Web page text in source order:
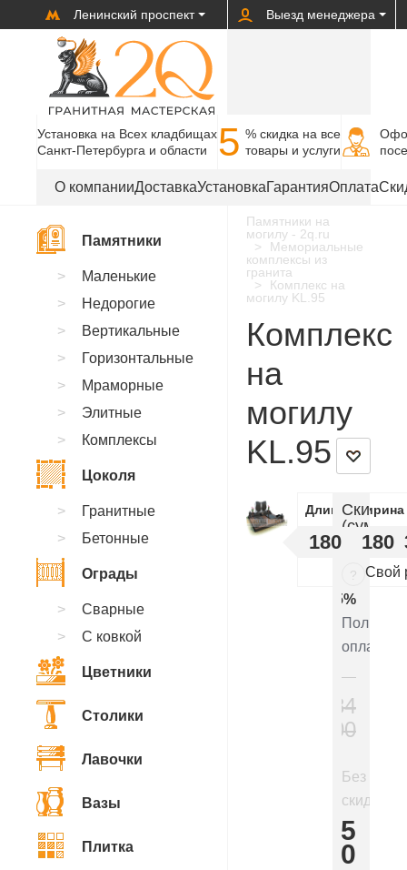
Ленинский проспект Выезд менеджера
Установка на Всех кладбищах
Санкт-Петербурга и области
5 % cкидка на все
товары и услуги
О компанииДоставкаУстановкаГарантияОплата
Памятники на
могилу - 2q.ru
Мемориальные
комплексы из
гранита
Комплекс на
могилу KL.95
Комплекс
на
могилу
KL.95
ДлиннаШирина
180 180
Свой
Скидки
:
?
5%
Полная
оплата
384
800
Без
скидки
365
600
Памятники
Маленькие
Недорогие
Вертикальные
Горизонтальные
Мраморные
Элитные
Комплексы
Цоколя
Гранитные
Бетонные
Ограды
Сварные
С ковкой
Цветники
Столики
Лавочки
Вазы
Плитка